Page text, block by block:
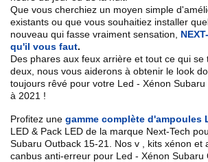
Que vous cherchiez un moyen simple
existants ou que vous souhaitiez installer
nouveau qui fasse vraiment sensation,
qu'il vous faut.
Des phares aux feux arrière et tout ce qui se
deux, nous vous aiderons à obtenir le look
toujours rêvé pour votre Led - Xénon Subaru
à 2021 !
Profitez une gamme complète d'ampoules
LED & Pack LED de la marque Next-Tech
Subaru Outback 15-21 . Nos v
, kits xénon
canbus anti-erreur pour Led - Xénon Subaru